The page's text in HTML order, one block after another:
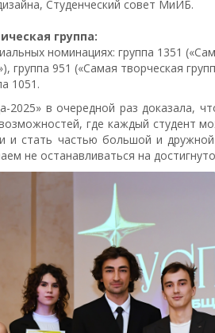
Студенческий совет МиИБ.
группа:
номинациях: группа 1351
группа 951 («Самая творческая
1051.
2025» в очередной раз доказала,
где каждый студент
и стать частью большой и
не останавливаться на